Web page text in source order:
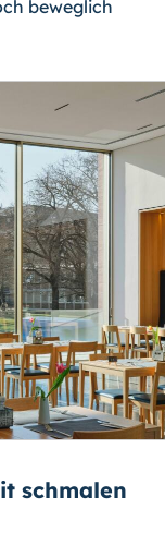
beweglich
schmalen